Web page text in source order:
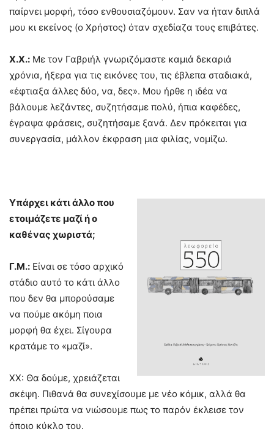
παίρνει μορφή, τόσο ενθουσιαζόμουν. Σαν να ήταν διπλά
μου κι εκείνος (ο Χρήστος) όταν σχεδίαζα τους επιβάτες.
Χ.Χ.: Με τον Γαβριήλ γνωριζόμαστε καμιά δεκαριά
χρόνια, ήξερα για τις εικόνες του, τις έβλεπα σταδιακά,
«έφτιαξα άλλες δύο, να, δες». Μου ήρθε η ιδέα να
βάλουμε λεζάντες, συζητήσαμε πολύ, ήπια καφέδες,
έγραψα φράσεις, συζητήσαμε ξανά. Δεν πρόκειται για
συνεργασία, μάλλον έκφραση μια φιλίας, νομίζω.
Υπάρχει κάτι άλλο που
ετοιμάζετε μαζί ή ο
καθένας χωριστά;
Γ.Μ.: Είναι σε τόσο αρχικό
στάδιο αυτό το κάτι άλλο
που δεν θα μπορούσαμε
να πούμε ακόμη ποια
μορφή θα έχει. Σίγουρα
κρατάμε το «μαζί».
ΧΧ: Θα δούμε, χρειάζεται
σκέψη. Πιθανά θα συνεχίσουμε με νέο κόμικ, αλλά θα
πρέπει πρώτα να νιώσουμε πως το παρόν έκλεισε τον
όποιο κύκλο του.